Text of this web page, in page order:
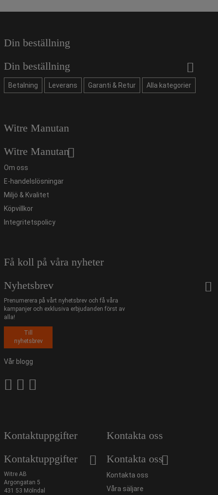
Din beställning
Din beställning
Betalning Leverans Garanti & Retur Alla kategorier
Witre Manutan
Witre Manutan
Om oss
E-handelslösningar
Miljö & Kvalitet
Köpvillkor
Integritetspolicy
Få koll på våra nyheter
Nyhetsbrev
Prenumerera på vårt nyhetsbrev och få våra
kampanjer och exklusiva erbjudanden först av
alla!
Till
nyhetsbrev
Vår blogg
Kontaktuppgifter
Kontaktuppgifter
Witre AB
Argongatan 5
431 53 Mölndal
Kontakta oss
Kontakta oss
Kontakta oss
Våra säljare